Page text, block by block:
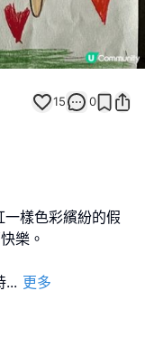
15 0
樣色彩繽紛的假
樂。
... 更多